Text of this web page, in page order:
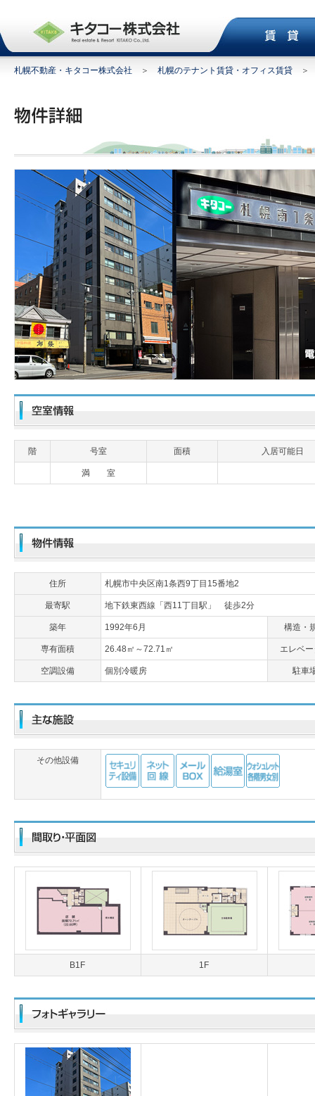
札幌不動産・キタコー株式会社 ＞ 札幌のテナント賃貸・オフィス賃貸 ＞
階 号室 面積 入居可能日
満 室
住所 札幌市中央区南1条西9丁目15番地2
最寄駅 地下鉄東西線「西11丁目駅」 徒歩2分
築年 1992年6月 構造・
専有面積 26.48㎡～72.71㎡ エレベ
空調設備 個別冷暖房 駐車
その他設備
B1F 1F